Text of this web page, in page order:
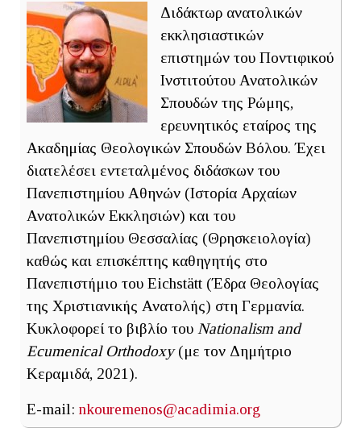
Διδάκτωρ ανατολικών
εκκλησιαστικών
επιστημών του Ποντιφικού
Ινστιτούτου Ανατολικών
Σπουδών της Ρώμης,
ερευνητικός εταίρος της
Ακαδημίας Θεολογικών Σπουδών Βόλου. Έχει
διατελέσει εντεταλμένος διδάσκων του
Πανεπιστημίου Αθηνών (Ιστορία Αρχαίων
Ανατολικών Εκκλησιών) και του
Πανεπιστημίου Θεσσαλίας (Θρησκειολογία)
καθώς και επισκέπτης καθηγητής στο
Πανεπιστήμιο του Eichstätt (Έδρα Θεολογίας
της Χριστιανικής Ανατολής) στη Γερμανία.
Κυκλοφορεί το βιβλίο του Nationalism and
Ecumenical Orthodoxy(με τον Δημήτριο
Κεραμιδά, 2021).
E-mail: nkouremenos@acadimia.org